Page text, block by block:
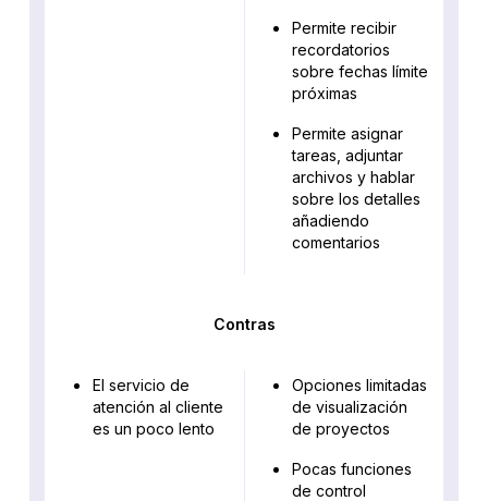
Permite recibir
recordatorios
sobre fechas límite
próximas
Permite asignar
tareas, adjuntar
archivos y hablar
sobre los detalles
añadiendo
comentarios
Contras
El servicio de
atención al cliente
es un poco lento
Opciones limitadas
de visualización
de proyectos
Pocas funciones
de control